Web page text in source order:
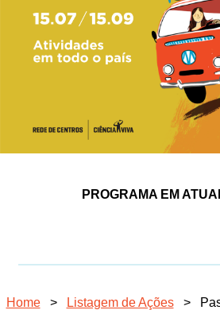
PROGRAMA EM
Home > Listagem de Ações >